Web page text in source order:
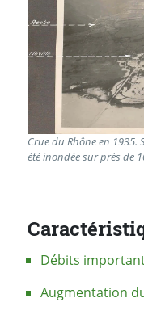
Crue du Rhône en
été inondée sur près de
Débits
Augmentation